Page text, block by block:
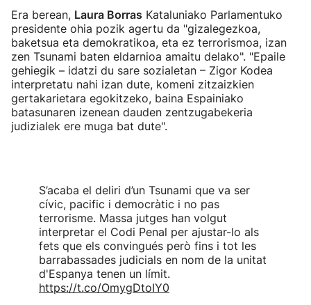
Era berean, Laura Borras Kataluniako Parlamentuko
presidente ohia pozik agertu da "gizalegezkoa,
baketsua eta demokratikoa, eta ez terrorismoa, izan
zen Tsunami baten eldarnioa amaitu delako". "Epaile
gehiegik – idatzi du sare sozialetan – Zigor Kodea
interpretatu nahi izan dute, komeni zitzaizkien
gertakarietara egokitzeko, baina Espainiako
batasunaren izenean dauden zentzugabekeria
judizialek ere muga bat dute".
S’acaba el deliri d’un Tsunami que va ser
cívic, pacific i democràtic i no pas
terrorisme. Massa jutges han volgut
interpretar el Codi Penal per ajustar-lo als
fets que els convingués però fins i tot les
barrabassades judicials en nom de la unitat
d'Espanya tenen un límit.
https://t.co/OmygDtoIY0